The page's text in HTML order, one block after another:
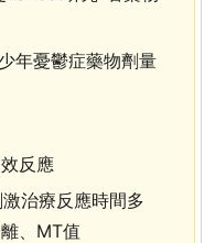
年憂鬱症藥物劑量
反應
治療反應時間多
、MT值